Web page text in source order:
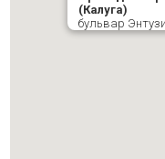
(Калуга)
бульвар